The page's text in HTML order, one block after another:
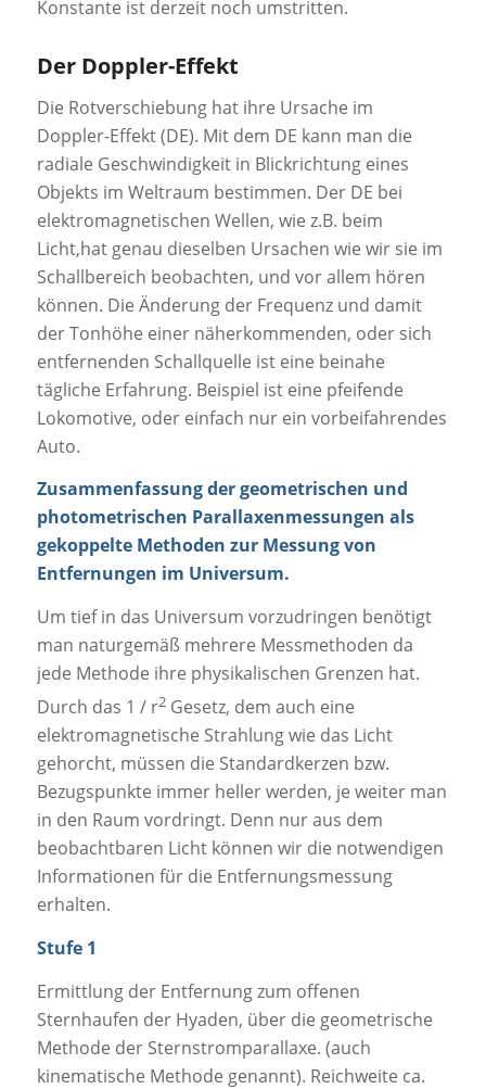
Konstante ist derzeit noch umstritten.
Der Doppler-Effekt
Die Rotverschiebung hat ihre Ursache im
Doppler-Effekt (DE). Mit dem DE kann man die
radiale Geschwindigkeit in Blickrichtung eines
Objekts im Weltraum bestimmen. Der DE bei
elektromagnetischen Wellen, wie z.B. beim
Licht,hat genau dieselben Ursachen wie wir sie im
Schallbereich beobachten, und vor allem hören
können. Die Änderung der Frequenz und damit
der Tonhöhe einer näherkommenden, oder sich
entfernenden Schallquelle ist eine beinahe
tägliche Erfahrung. Beispiel ist eine pfeifende
Lokomotive, oder einfach nur ein vorbeifahrendes
Auto.
Zusammenfassung der geometrischen und
photometrischen Parallaxenmessungen als
gekoppelte Methoden zur Messung von
Entfernungen im Universum.
Um tief in das Universum vorzudringen benötigt
man naturgemäß mehrere Messmethoden da
jede Methode ihre physikalischen Grenzen hat.
Durch das 1 / r2Gesetz, dem auch eine
elektromagnetische Strahlung wie das Licht
gehorcht, müssen die Standardkerzen bzw.
Bezugspunkte immer heller werden, je weiter man
in den Raum vordringt. Denn nur aus dem
beobachtbaren Licht können wir die notwendigen
Informationen für die Entfernungsmessung
erhalten.
Stufe 1
Ermittlung der Entfernung zum offenen
Sternhaufen der Hyaden, über die geometrische
Methode der Sternstromparallaxe. (auch
kinematische Methode genannt). Reichweite ca.